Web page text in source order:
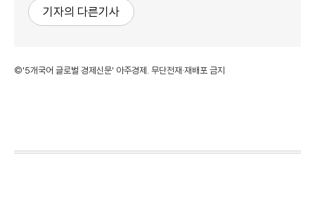
기자의 다른기사
©'5개국어 글로벌 경제신문' 아주경제. 무단전재·재배포 금지